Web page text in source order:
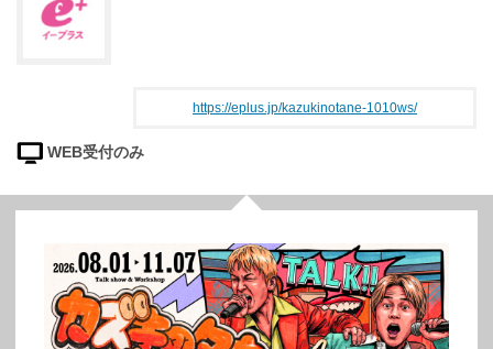
https://eplus.jp/kazukinotane-1010ws/
WEB受付のみ